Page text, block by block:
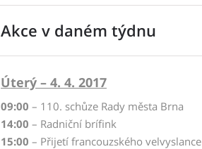
Akce v daném týdnu
Úterý – 4. 4. 2017
09:00 – 110. schůze Rady města Brna
14:00 – Radniční brífink
15:00 – Přijetí francouzského velvyslance